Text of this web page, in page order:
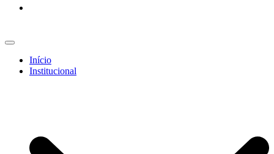
Início
Institucional